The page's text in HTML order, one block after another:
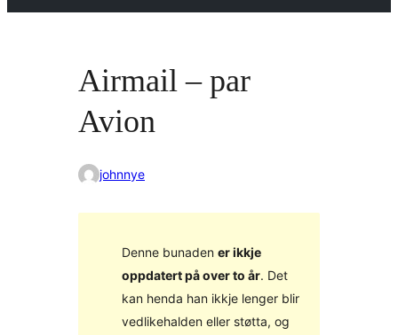
Airmail – par
Avion
johnnye
Denne bunaden er ikkje
oppdatert på over to år. Det
kan henda han ikkje lenger blir
vedlikehalden eller støtta, og